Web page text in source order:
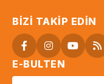
BIZI TAKIP EDIN
E-BULTEN